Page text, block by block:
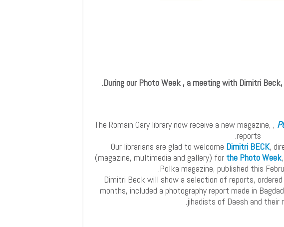
During our Photo Week , a meeting with Dimitri
The Romain Gary library now receive a new magazine, ,
reports.
Our librarians are glad to welcome Dimitri BECK,
(magazine, multimedia and gallery) for the Photo Week
Polka magazine, published this
Dimitri Beck will show a selection of reports,
months, included a photography report made in
jihadists of Daesh and their